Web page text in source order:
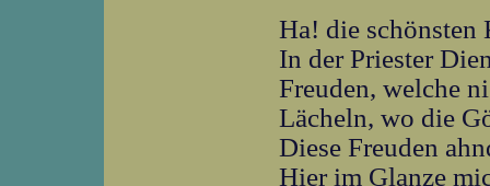
Ha! die schönsten
In der Priester
Freuden, welche
Lächeln, wo die
Diese Freuden
Hier im Glanze